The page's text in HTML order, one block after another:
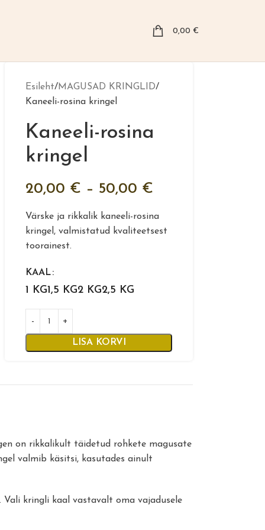
0,00 €
Esileht MAGUSAD KRINGLID
Kaneeli-rosina kringel
Kaneeli-rosina
kringel
20,00 € – 50,00 €
Värske ja rikkalik kaneeli-rosina
kringel, valmistatud kvaliteetsest
toorainest.
KAAL
1 KG1,5 KG2 KG2,5 KG
LISA KORVI
on rikkalikult täidetud rohkete magusate
valmib käsitsi, kasutades ainult
Vali kringli kaal vastavalt oma vajadusele